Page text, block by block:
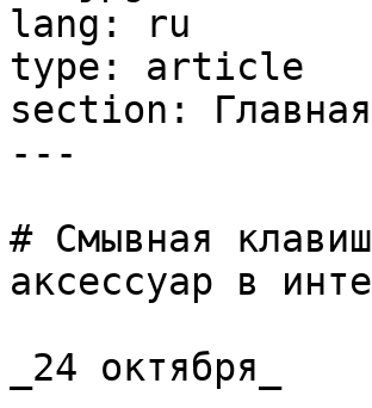
lang: ru
type: article
section:
---
# Смывная
аксессуар в
_24 октября_